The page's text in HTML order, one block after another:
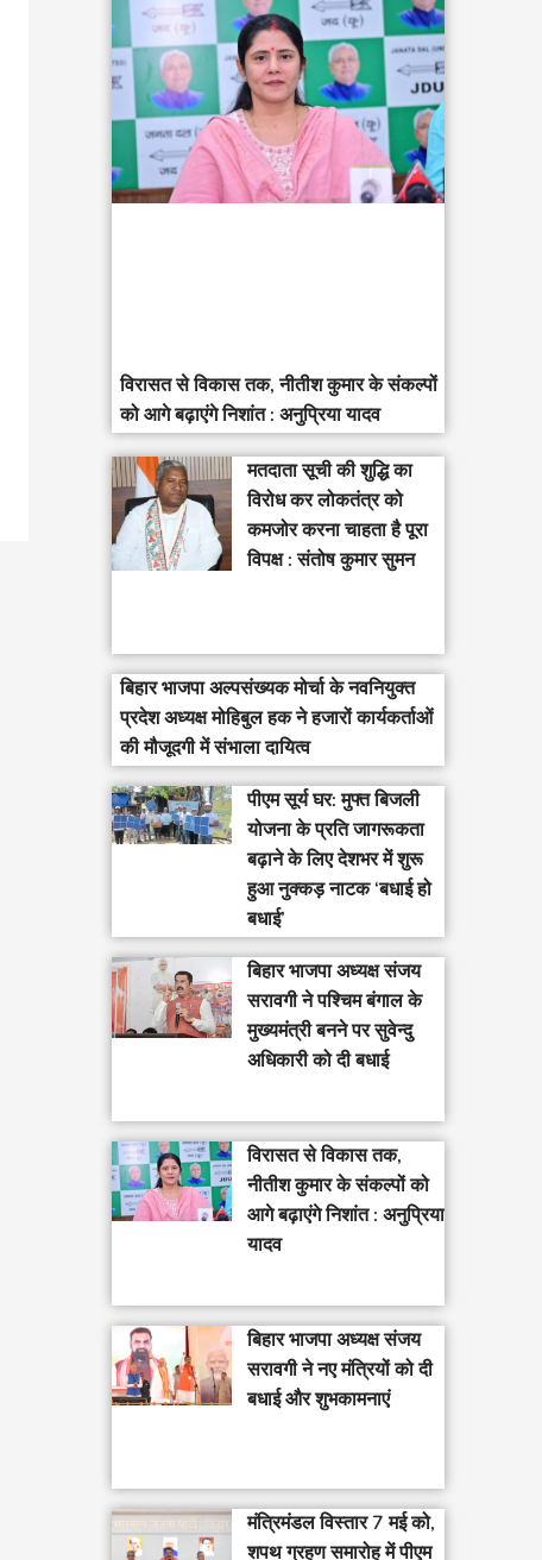
विरासत से विकास तक, नीतीश कुमार के संकल्पों
को आगे बढ़ाएंगे निशांत : अनुप्रिया यादव
मतदाता सूची की शुद्धि का
विरोध कर लोकतंत्र को
कमजोर करना चाहता है पूरा
विपक्ष : संतोष कुमार सुमन
बिहार भाजपा अल्पसंख्यक मोर्चा के नवनियुक्त
प्रदेश अध्यक्ष मोहिबुल हक ने हजारों कार्यकर्ताओं
की मौजूदगी में संभाला दायित्व
पीएम सूर्य घर: मुफ्त बिजली
योजना के प्रति जागरूकता
बढ़ाने के लिए देशभर में शुरू
हुआ नुक्कड़ नाटक ‘बधाई हो
बधाई’
‎बिहार भाजपा अध्यक्ष संजय
सरावगी ने पश्चिम बंगाल के
मुख्यमंत्री बनने पर सुवेन्दु
अधिकारी को दी बधाई
विरासत से विकास तक,
नीतीश कुमार के संकल्पों को
आगे बढ़ाएंगे निशांत : अनुप्रिया
यादव
बिहार भाजपा अध्यक्ष संजय
सरावगी ने नए मंत्रियों को दी
बधाई और शुभकामनाएं
मंत्रिमंडल विस्तार 7 मई को,
शपथ ग्रहण समारोह में पीएम